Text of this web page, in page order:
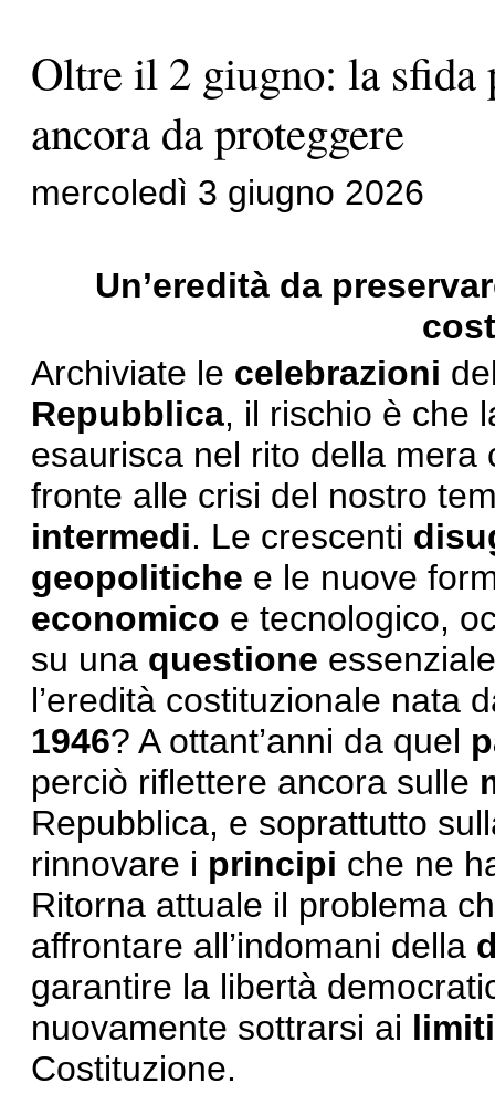
Oltre il 2 giugno: la sfida
ancora da proteggere
mercoledì 3 giugno 2026
Un’eredità da
Archiviate le celebrazioni
Repubblica, il rischio è che
esaurisca nel rito della
fronte alle crisi del nostro
intermedi. Le crescenti
geopolitiche e le nuove
economico e tecnologico,
su una questione
l’eredità costituzionale nata
1946? A ottant’anni da quel
perciò riflettere ancora sulle
Repubblica, e soprattutto
rinnovare i principi che ne
Ritorna attuale il problema
affrontare all’indomani della
garantire la libertà
nuovamente sottrarsi ai limiti
Costituzione.